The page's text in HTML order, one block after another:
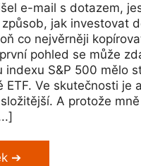
e-mail s dotazem,
jak investovat
co nejvěrněji
pohled se může
indexu S&P 500 mělo
ETF. Ve skutečnosti je
A protože